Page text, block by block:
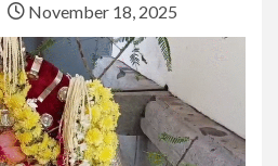
November 18, 2025